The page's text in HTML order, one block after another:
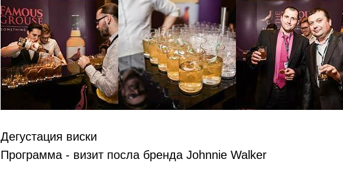
Дегустация виски
Программа - визит посла бренда Johnnie Walker